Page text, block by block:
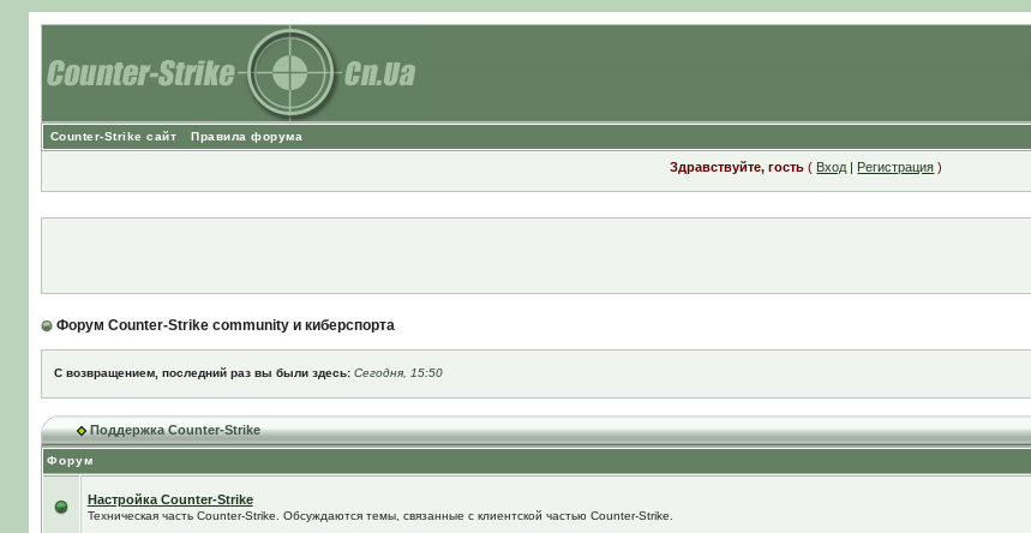
Counter-Strike сайт Правила форума
Здравствуйте, гость ( Вход | Регистрация )
Форум Counter-Strike community и киберспорта
С возвращением, последний раз вы были здесь: Сегодня, 15:50
Поддержка Counter-Strike
Форум
Настройка Counter-Strike
Техническая часть Counter-Strike. Обсуждаются темы, связанные с клиентской частью Counter-Strike.